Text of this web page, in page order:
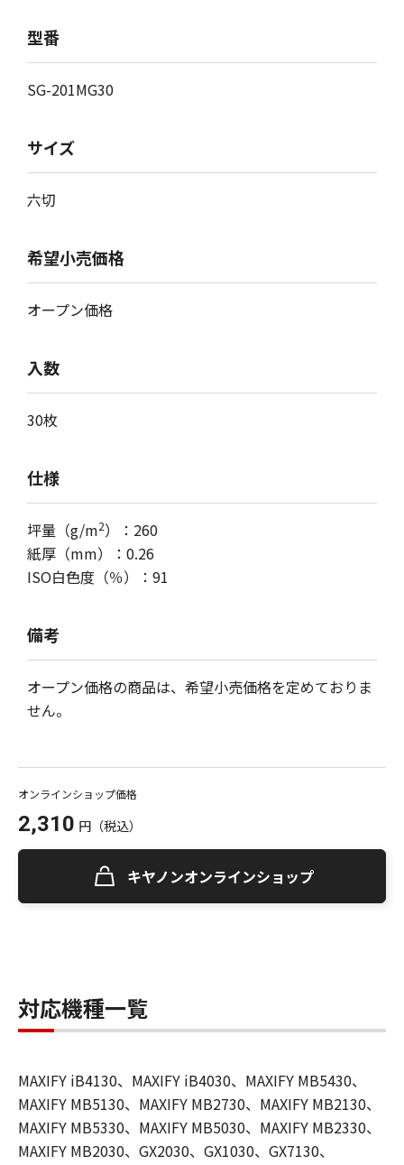
型番
SG-201MG30
サイズ
六切
希望小売価格
オープン価格
入数
30枚
仕様
坪量（g/m2）：260
紙厚（mm）：0.26
ISO白色度（％）：91
備考
オープン価格の商品は、希望小売価格を定めておりま
せん。
オンラインショップ価格
2,310 円 （税込）
キヤノンオンラインショップ
対応機種一覧
MAXIFY iB4130、MAXIFY iB4030、MAXIFY MB5430、
MAXIFY MB5130、MAXIFY MB2730、MAXIFY MB2130、
MAXIFY MB5330、MAXIFY MB5030、MAXIFY MB2330、
MAXIFY MB2030、GX2030、GX1030、GX7130、